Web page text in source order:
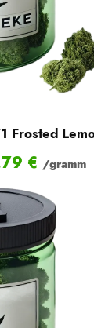
Frosted
€ /gramm